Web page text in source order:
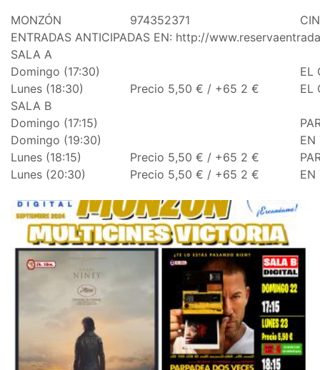
MONZÓN 974352371
ENTRADAS ANTICIPADAS EN: http://
SALA A
Domingo (17:30)
EL
Lunes (18:30)
Precio 5,50 € / +65 2 €
EL
SALA B
Domingo (17:15)
Domingo (19:30)
EN
Lunes (18:15)
Precio 5,50 € / +65 2 €
Lunes (20:30)
Precio 5,50 € / +65 2 € EN